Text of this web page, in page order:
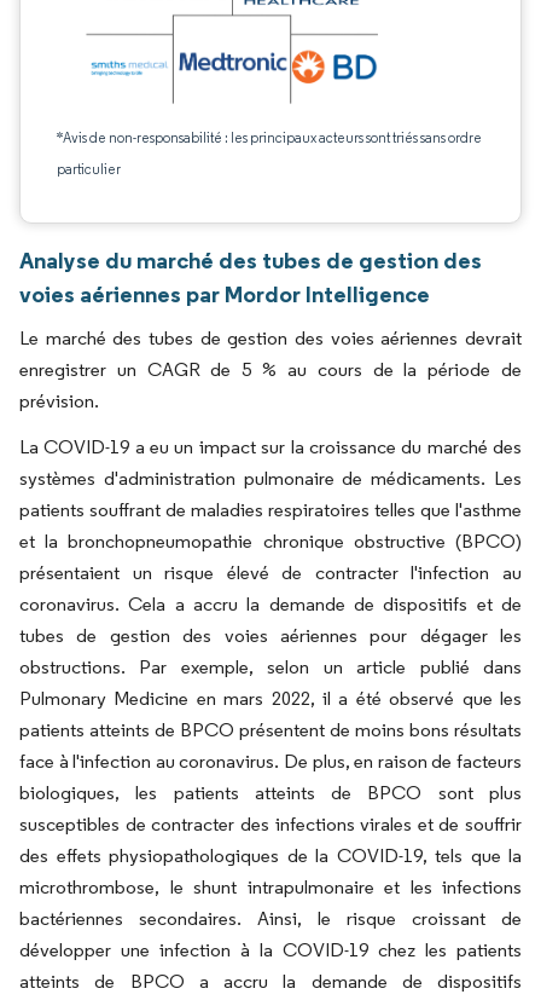
*Avis de non-responsabilité : les principaux acteurs sont triés sans ordre
particulier
Analyse du marché des tubes de gestion des
voies aériennes par Mordor Intelligence
Le marché des tubes de gestion des voies aériennes devrait
enregistrer un CAGR de 5 % au cours de la période de
prévision.
La COVID-19 a eu un impact sur la croissance du marché des
systèmes d'administration pulmonaire de médicaments. Les
patients souffrant de maladies respiratoires telles que l'asthme
et la bronchopneumopathie chronique obstructive (BPCO)
présentaient un risque élevé de contracter l'infection au
coronavirus. Cela a accru la demande de dispositifs et de
tubes de gestion des voies aériennes pour dégager les
obstructions. Par exemple, selon un article publié dans
Pulmonary Medicine en mars 2022, il a été observé que les
patients atteints de BPCO présentent de moins bons résultats
face à l'infection au coronavirus. De plus, en raison de facteurs
biologiques, les patients atteints de BPCO sont plus
susceptibles de contracter des infections virales et de souffrir
des effets physiopathologiques de la COVID-19, tels que la
microthrombose, le shunt intrapulmonaire et les infections
bactériennes secondaires. Ainsi, le risque croissant de
développer une infection à la COVID-19 chez les patients
atteints de BPCO a accru la demande de dispositifs